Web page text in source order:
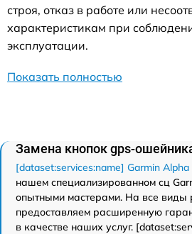
строя, отказ в работе или
характеристикам при
эксплуатации.
Показать полностью
Замена кнопок gps-
[dataset:services:name] Garmin Alpha
нашем специализированном сц
опытными мастерами. На все виды
предоставляем расширенную
в качестве наших услуг.